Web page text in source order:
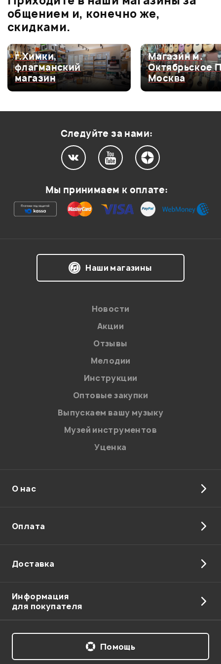
0.0
Оценка5
0
Оценка4
0
Оценка3
0
Ваша оценка:
на обработку персональных данных в
Политикой в отношении обработки
персональных данных.
Введите проверочное число:
Отправить
общением и, конечно же,
скидками.
г.Химки,
флагманский
магазин
Магазин м.
Октябрьское
Москва
Следуйте за нами:
Мы принимаем к оплате:
Наши магазины
Новости
Акции
Отзывы
Мелодии
Инструкции
Оптовые закупки
Выпускаем вашу музыку
Музей инструментов
Уценка
О нас
Оплата
Доставка
Информация
для покупателя
Помощь